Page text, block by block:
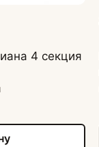
4 секция